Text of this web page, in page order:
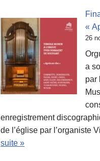
«
26
a
par
enregistrement
de l’église par l’organiste
suite »